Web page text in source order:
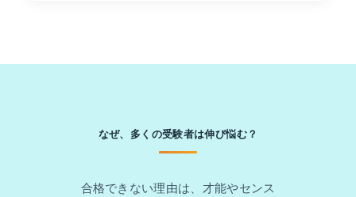
なぜ、多くの受験者は伸び悩む？
合格できない理由は、才能やセンス